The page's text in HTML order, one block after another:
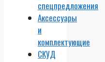
спецпредложения
Аксессуары
и
комплектующие
СКУД